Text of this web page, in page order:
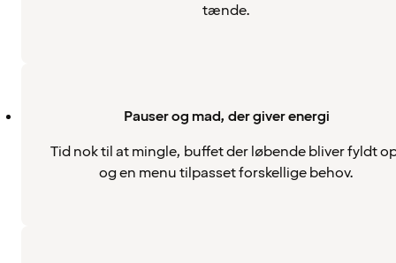
tænde.
Pauser og mad, der giver energi
Tid nok til at mingle, buffet der løbende bliver fyldt
og en menu tilpasset forskellige behov.